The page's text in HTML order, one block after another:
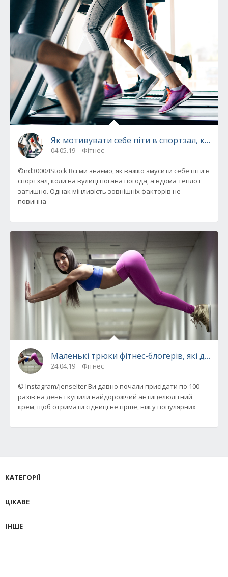
Як мотивувати себе піти в спортзал, коли
04.05.19 Фітнес
©nd3000/IStock Всі ми знаємо, як важко змусити себе піти в
спортзал, коли на вулиці погана погода, а вдома тепло і
затишно. Однак мінливість зовнішніх факторів не
повинна
Маленькі трюки фітнес-блогерів, які
24.04.19 Фітнес
© Instagram/jenselter Ви давно почали присідати по 100
разів на день і купили найдорожчий антицелюлітний
крем, щоб отримати сідниці не гірше, ніж у популярних
КАТЕГОРІЇ
ЦІКАВЕ
ІНШЕ